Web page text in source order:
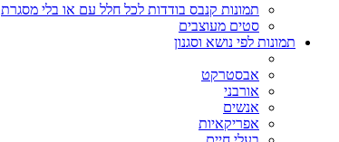
תמונות קנבס בודדות לכל חלל עם או בלי מסגרת
סטים מעוצבים
תמונות לפי נושא וסגנון
אבסטרקט
אורבני
אנשים
אפריקאיות